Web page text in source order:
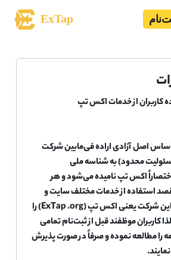
ExTap
کاربران از خدمات اکس تپ
اساس اصل آزادی اراده فی‌مابین شرکت
محدود) به شناسه ملی
که اختصاراً اکس تپ نامیده می‌شود و هر
استفاده از خدمات مختلف سایت و
اپلیکیشن اینترنتی این شرکت یعنی اکس تپ (ExTap .org) را
کاربران موظفند قبل از ثبت‌نام تمامی
را مطالعه نموده و صرفاً در صورت پذیرش